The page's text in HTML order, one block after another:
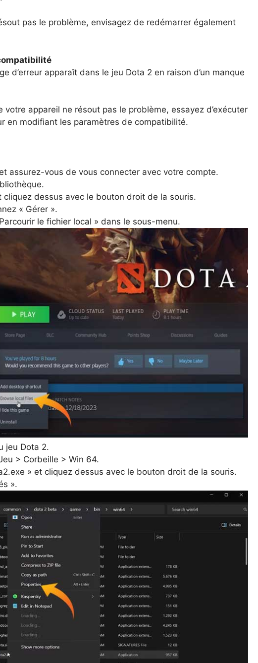
pas le problème, envisagez de redémarrer également
d’erreur apparaît dans le jeu Dota 2 en raison d’un manque
appareil ne résout pas le problème, essayez d’exécuter
en modifiant les paramètres de compatibilité.
assurez-vous de vous connecter avec votre compte.
cliquez dessus avec le bouton droit de la souris.
« Gérer ».
le fichier local » dans le sous-menu.
jeu Dota 2.
> Corbeille > Win 64.
» et cliquez dessus avec le bouton droit de la souris.
».